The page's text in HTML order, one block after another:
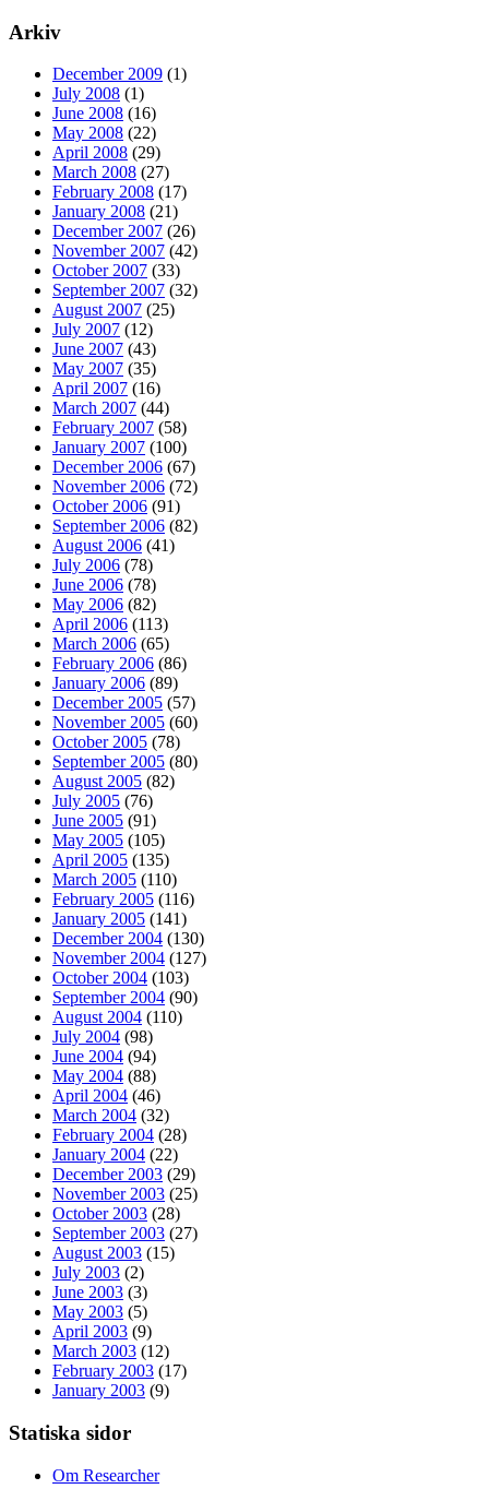
Arkiv
December 2009 (1)
July 2008 (1)
June 2008 (16)
May 2008 (22)
April 2008 (29)
March 2008 (27)
February 2008 (17)
January 2008 (21)
December 2007 (26)
November 2007 (42)
October 2007 (33)
September 2007 (32)
August 2007 (25)
July 2007 (12)
June 2007 (43)
May 2007 (35)
April 2007 (16)
March 2007 (44)
February 2007 (58)
January 2007 (100)
December 2006 (67)
November 2006 (72)
October 2006 (91)
September 2006 (82)
August 2006 (41)
July 2006 (78)
June 2006 (78)
May 2006 (82)
April 2006 (113)
March 2006 (65)
February 2006 (86)
January 2006 (89)
December 2005 (57)
November 2005 (60)
October 2005 (78)
September 2005 (80)
August 2005 (82)
July 2005 (76)
June 2005 (91)
May 2005 (105)
April 2005 (135)
March 2005 (110)
February 2005 (116)
January 2005 (141)
December 2004 (130)
November 2004 (127)
October 2004 (103)
September 2004 (90)
August 2004 (110)
July 2004 (98)
June 2004 (94)
May 2004 (88)
April 2004 (46)
March 2004 (32)
February 2004 (28)
January 2004 (22)
December 2003 (29)
November 2003 (25)
October 2003 (28)
September 2003 (27)
August 2003 (15)
July 2003 (2)
June 2003 (3)
May 2003 (5)
April 2003 (9)
March 2003 (12)
February 2003 (17)
January 2003 (9)
Statiska sidor
Om Researcher